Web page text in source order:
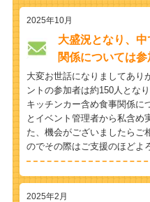
2025年10月
大盛況となり、
関係については参
大変お世話になりましてあり
ントの参加者は約150人とな
キッチンカー含め食事関係に
とイベント管理者から私含め
た、機会がございましたらご
のでその際はご支援のほどよ
2025年2月